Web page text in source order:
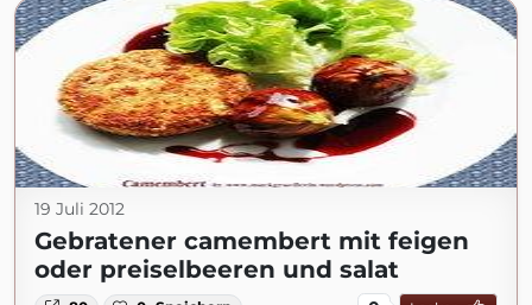
19 Juli 2012
Gebratener camembert mit feigen
oder preiselbeeren und salat